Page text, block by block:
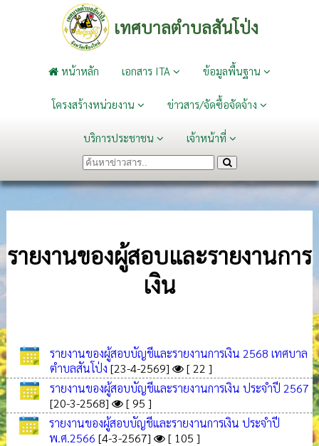
เทศบาลตำบลสันโป่ง
หน้าหลัก เอกสาร ITA ข้อมูลพื้นฐาน
โครงสร้างหน่วยงาน ข่าวสาร/จัดซื้อจัดจ้าง
บริการประชาชน เจ้าหน้าที่
รายงานของผู้สอบและรายงานการ
เงิน
รายงานของผู้สอบบัญชีและรายงานการเงิน 2568 เทศบาล
ตำบลสันโป่ง [23-4-2569]
[ 22 ]
รายงานของผู้สอบบัญชีและรายงานการเงิน ประจำปี 2567
[20-3-2568]
[ 95 ]
รายงานของผู้สอบบัญชีและรายงานการเงิน ประจำปี
พ.ศ.2566 [4-3-2567]
[ 105 ]